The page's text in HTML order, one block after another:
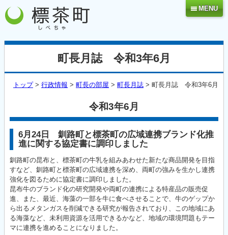
MENU
町長月誌 令和3年6月
トップ> 行政情報 > 町長の部屋 > 町長月誌 > 町長月誌 令和3年6月
令和3年6月
6月24日 釧路町と標茶町の広域連携ブランド化推
進に関する協定書に調印しました
釧路町の昆布と、標茶町の牛乳を組みあわせた新たな商品開発を目指
すなど、釧路町と標茶町の広域連携を深め、両町の強みを生かし連携
強化を図るために協定書に調印しました。
昆布牛のブランド化の研究開発や両町の連携による特産品の販売促
進、また、最近、海藻の一部を牛に食べさせることで、牛のゲップか
ら出るメタンガスを削減できる研究が報告されており、この地域にあ
る海藻など、未利用資源を活用できるかなど、地域の環境問題もテー
マに連携を進めることになりました。